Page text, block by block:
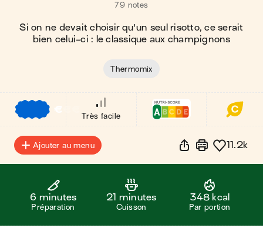
79 notes
Si on ne devait choisir qu'un seul risotto, ce serait
bien celui-ci : le classique aux champignons
Thermomix
€
Très facile
Ajouter au menu 11.2k
6 minutes
Préparation
21 minutes
Cuisson
348 kcal
Par portion